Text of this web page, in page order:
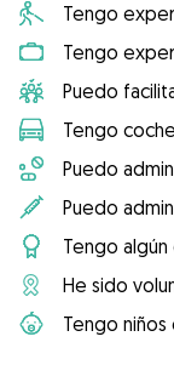
Tengo
Tengo
Puedo
Tengo
Puedo
Puedo
Tengo
He sido
Tengo niños